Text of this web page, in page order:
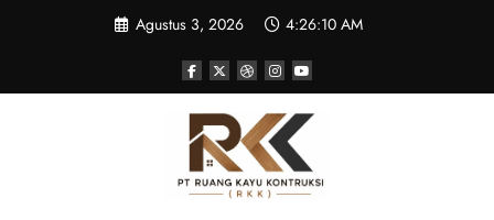
Agustus 3, 2026 4:26:10 AM